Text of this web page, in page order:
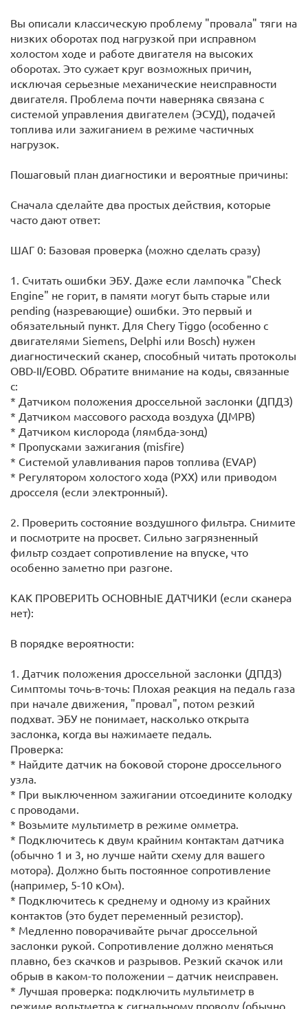
Вы описали классическую проблему "провала" тяги на
низких оборотах под нагрузкой при исправном
холостом ходе и работе двигателя на высоких
оборотах. Это сужает круг возможных причин,
исключая серьезные механические неисправности
двигателя. Проблема почти наверняка связана с
системой управления двигателем (ЭСУД), подачей
топлива или зажиганием в режиме частичных
нагрузок.
Пошаговый план диагностики и вероятные причины:
Сначала сделайте два простых действия, которые
часто дают ответ:
ШАГ 0: Базовая проверка (можно сделать сразу)
1. Считать ошибки ЭБУ. Даже если лампочка "Check
Engine" не горит, в памяти могут быть старые или
pending (назревающие) ошибки. Это первый и
обязательный пункт. Для Chery Tiggo (особенно с
двигателями Siemens, Delphi или Bosch) нужен
диагностический сканер, способный читать протоколы
OBD-II/EOBD. Обратите внимание на коды, связанные
с:
* Датчиком положения дроссельной заслонки (ДПДЗ)
* Датчиком массового расхода воздуха (ДМРВ)
* Датчиком кислорода (лямбда-зонд)
* Пропусками зажигания (misfire)
* Системой улавливания паров топлива (EVAP)
* Регулятором холостого хода (РХХ) или приводом
дросселя (если электронный).
2. Проверить состояние воздушного фильтра. Снимите
и посмотрите на просвет. Сильно загрязненный
фильтр создает сопротивление на впуске, что
особенно заметно при разгоне.
КАК ПРОВЕРИТЬ ОСНОВНЫЕ ДАТЧИКИ (если сканера
нет):
В порядке вероятности:
1. Датчик положения дроссельной заслонки (ДПДЗ)
Симптомы точь-в-точь: Плохая реакция на педаль газа
при начале движения, "провал", потом резкий
подхват. ЭБУ не понимает, насколько открыта
заслонка, когда вы нажимаете педаль.
Проверка:
* Найдите датчик на боковой стороне дроссельного
узла.
* При выключенном зажигании отсоедините колодку
с проводами.
* Возьмите мультиметр в режиме омметра.
* Подключитесь к двум крайним контактам датчика
(обычно 1 и 3, но лучше найти схему для вашего
мотора). Должно быть постоянное сопротивление
(например, 5-10 кОм).
* Подключитесь к среднему и одному из крайних
контактов (это будет переменный резистор).
* Медленно поворачивайте рычаг дроссельной
заслонки рукой. Сопротивление должно меняться
плавно, без скачков и разрывов. Резкий скачок или
обрыв в каком-то положении – датчик неисправен.
* Лучшая проверка: подключить мультиметр в
режиме вольтметра к сигнальному проводу (обычно